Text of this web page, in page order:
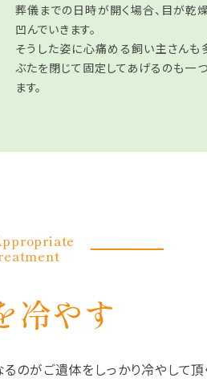
葬儀までの日時が開く場合、目が乾
凹んでいきます。
そうした姿に心痛める飼い主さんも
ぶたを閉じて固定してあげるのも一
ます。
冷やす
のがご遺体をしっかり冷やして頂